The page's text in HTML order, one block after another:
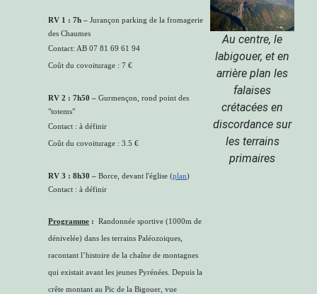
RV 1 : 7h – Jurançon parking de la fromagerie
des Chaumes
Contact: AB 07 81 69 61 94
Coût du covoiturage : 7 €
RV 2 : 7h50 – Gurmençon, rond point des
"totems"
Contact : à définir
Coût du covoiturage : 3.5 €
RV 3 : 8h30 – Borce, devant l'église (plan)
Contact : à définir
Programme : Randonnée sportive (1000m de
dénivelée) dans les terrains Paléozoiques,
racontant l’histoire de la chaîne de montagnes
qui existait avant les jeunes Pyrénées. Depuis la
crête montant au Pic de la Bigouer, vue
Au centre, le
labigouer, et en
arrière plan les
falaises
crétacées en
discordance sur
les terrains
primaires